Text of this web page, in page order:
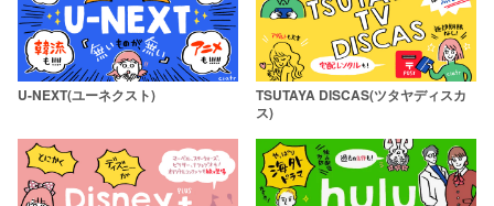
U-NEXT(ユーネクスト)
TSUTAYA DISCAS(ツタヤディスカ
ス)